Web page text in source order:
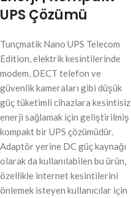
UPS Çözümü
Tunçmatik Nano UPS Telecom
Edition, elektrik kesintilerinde
modem, DECT telefon ve
güvenlik kameraları gibi düşük
güç tüketimli cihazlara kesintisiz
enerji sağlamak için geliştirilmiş
kompakt bir UPS çözümüdür.
Adaptör yerine DC güç kaynağı
olarak da kullanılabilen bu ürün,
özellikle internet kesintilerini
önlemek isteyen kullanıcılar için